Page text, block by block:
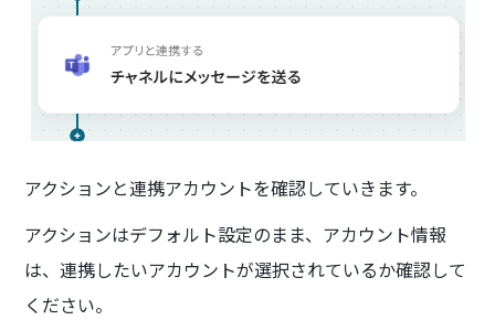
アクションと連携アカウントを確認していきます。
アクションはデフォルト設定のまま、アカウント情報
は、連携したいアカウントが選択されているか確認して
ください。